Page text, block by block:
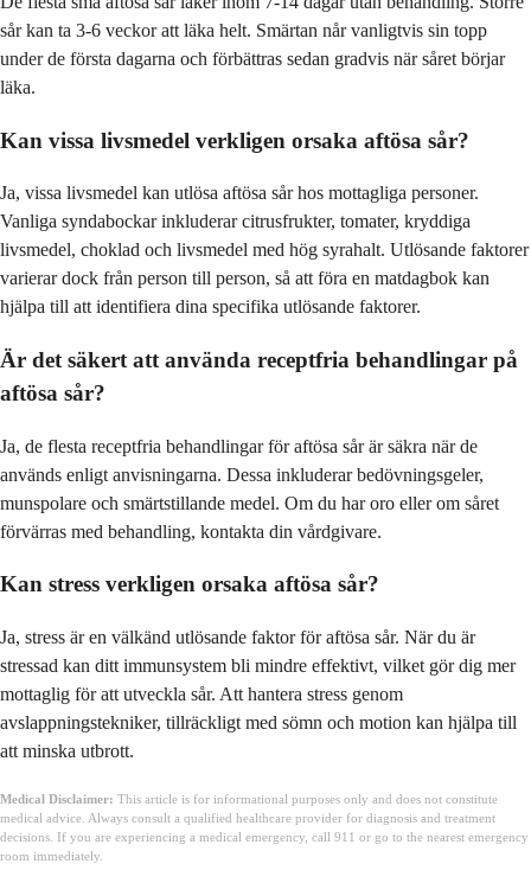
sår kan ta 3-6 veckor att läka helt. Smärtan når vanligtvis sin topp
under de första dagarna och förbättras sedan gradvis när såret börjar
läka.
Kan vissa livsmedel verkligen orsaka aftösa sår?
Ja, vissa livsmedel kan utlösa aftösa sår hos mottagliga personer.
Vanliga syndabockar inkluderar citrusfrukter, tomater, kryddiga
livsmedel, choklad och livsmedel med hög syrahalt. Utlösande faktorer
varierar dock från person till person, så att föra en matdagbok kan
hjälpa till att identifiera dina specifika utlösande faktorer.
Är det säkert att använda receptfria behandlingar på
aftösa sår?
Ja, de flesta receptfria behandlingar för aftösa sår är säkra när de
används enligt anvisningarna. Dessa inkluderar bedövningsgeler,
munspolare och smärtstillande medel. Om du har oro eller om såret
förvärras med behandling, kontakta din vårdgivare.
Kan stress verkligen orsaka aftösa sår?
Ja, stress är en välkänd utlösande faktor för aftösa sår. När du är
stressad kan ditt immunsystem bli mindre effektivt, vilket gör dig mer
mottaglig för att utveckla sår. Att hantera stress genom
avslappningstekniker, tillräckligt med sömn och motion kan hjälpa till
att minska utbrott.
Medical Disclaimer: This article is for informational purposes only and does not constitute
medical advice. Always consult a qualified healthcare provider for diagnosis and treatment
decisions. If you are experiencing a medical emergency, call 911 or go to the nearest emergency
room immediately.